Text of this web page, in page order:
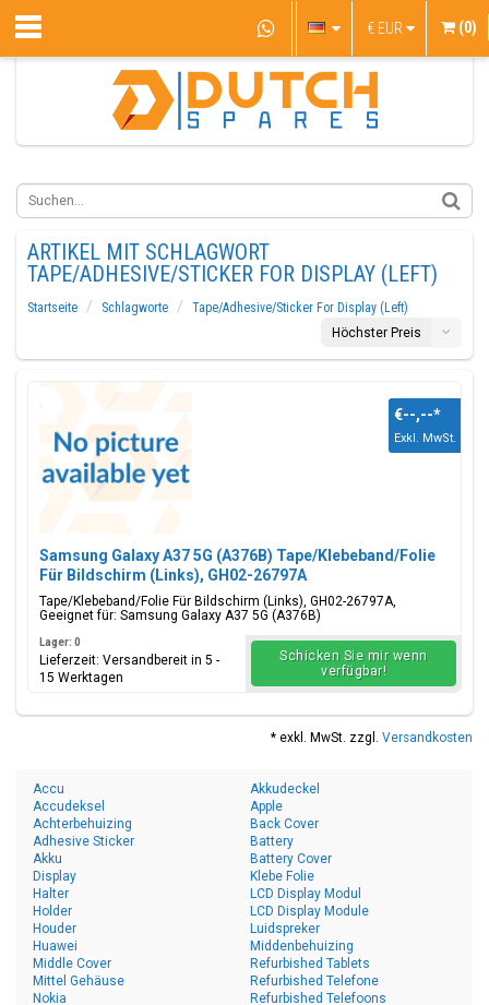
€ EUR (0)
ARTIKEL MIT SCHLAGWORT
TAPE/ADHESIVE/STICKER FOR DISPLAY (LEFT)
Startseite Schlagworte
Tape/Adhesive/Sticker For Display (Left)
Höchster Preis
Samsung Galaxy A37 5G (A376B) Tape/Klebeband/Folie
Für Bildschirm (Links), GH02-26797A
Tape/Klebeband/Folie Für Bildschirm (Links), GH02-26797A,
Geeignet für: Samsung Galaxy A37 5G (A376B)
€--,--*
Exkl. MwSt.
Lager: 0
Lieferzeit: Versandbereit in 5 -
15 Werktagen
Schicken Sie mir wenn
verfügbar!
* exkl. MwSt. zzgl. Versandkosten
Accu
Accudeksel
Achterbehuizing
Adhesive Sticker
Akku
Akkudeckel
Apple
Back Cover
Battery
Battery Cover
Display
Halter
Holder
Houder
Huawei
Klebe Folie
LCD Display Modul
LCD Display Module
Luidspreker
Middenbehuizing
Middle Cover
Mittel Gehäuse
Nokia
Refurbished Tablets
Refurbished Telefone
Refurbished Telefoons